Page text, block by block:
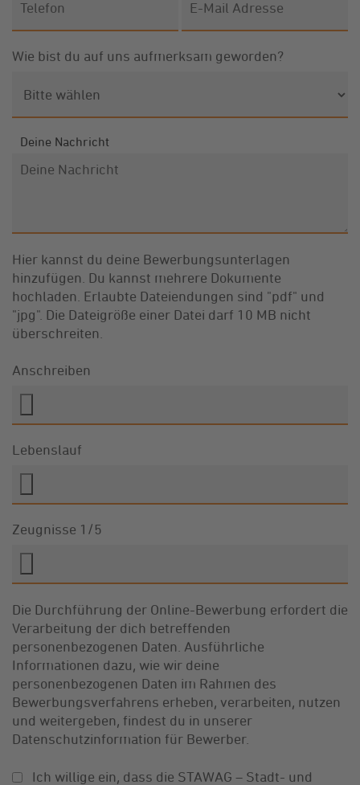
Wie bist du auf uns aufmerksam geworden?
Deine Nachricht
Hier kannst du deine Bewerbungsunterlagen
hinzufügen. Du kannst mehrere Dokumente
hochladen. Erlaubte Dateiendungen sind "pdf" und
"jpg". Die Dateigröße einer Datei darf 10 MB nicht
überschreiten.
Anschreiben
Lebenslauf
Zeugnisse 1/5
Die Durchführung der Online-Bewerbung erfordert die
Verarbeitung der dich betreffenden
personenbezogenen Daten. Ausführliche
Informationen dazu, wie wir deine
personenbezogenen Daten im Rahmen des
Bewerbungsverfahrens erheben, verarbeiten, nutzen
und weitergeben, findest du in unserer
Datenschutzinformation für Bewerber.
Ich willige ein, dass die STAWAG – Stadt- und